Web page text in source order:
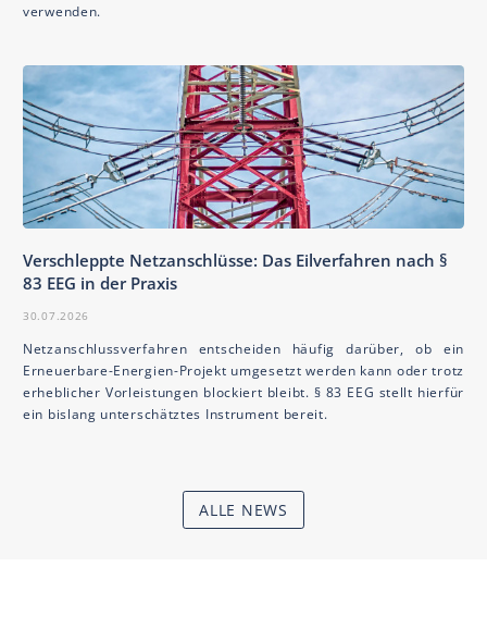
verwenden.
Verschleppte Netzanschlüsse: Das Eilverfahren nach §
83 EEG in der Praxis
30.07.2026
Netzanschlussverfahren entscheiden häufig darüber, ob ein
Erneuerbare-Energien-Projekt umgesetzt werden kann oder trotz
erheblicher Vorleistungen blockiert bleibt. § 83 EEG stellt hierfür
ein bislang unterschätztes Instrument bereit.
ALLE NEWS